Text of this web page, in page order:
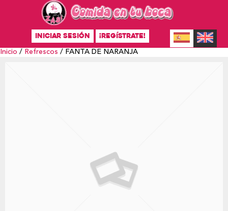
INICIAR SESIÓN ¡REGÍSTRATE!
Inicio / Refrescos / FANTA DE NARANJA